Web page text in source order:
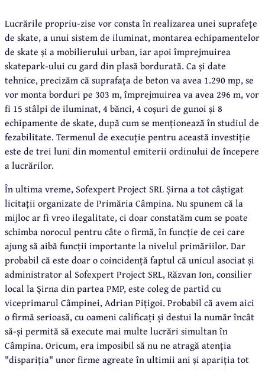
Lucrările propriu-zise vor consta în realizarea unei suprafețe
de skate, a unui sistem de iluminat, montarea echipamentelor
de skate și a mobilierului urban, iar apoi împrejmuirea
skatepark-ului cu gard din plasă bordurată. Ca și date
tehnice, precizăm că suprafața de beton va avea 1.290 mp, se
vor monta borduri pe 303 m, împrejmuirea va avea 296 m, vor
fi 15 stâlpi de iluminat, 4 bănci, 4 coșuri de gunoi și 8
echipamente de skate, după cum se menționează în studiul de
fezabilitate. Termenul de execuție pentru această investiție
este de trei luni din momentul emiterii ordinului de începere
a lucrărilor.
În ultima vreme, Sofexpert Project SRL Șirna a tot câștigat
licitații organizate de Primăria Câmpina. Nu spunem că la
mijloc ar fi vreo ilegalitate, ci doar constatăm cum se poate
schimba norocul pentru câte o firmă, în funcție de cei care
ajung să aibă funcții importante la nivelul primăriilor. Dar
probabil că este doar o coincidență faptul că unicul asociat și
administrator al Sofexpert Project SRL, Răzvan Ion, consilier
local la Șirna din partea PMP, este coleg de partid cu
viceprimarul Câmpinei, Adrian Pițigoi. Probabil că avem aici
o firmă serioasă, cu oameni calificați și destui la număr încât
să-și permită să execute mai multe lucrări simultan în
Câmpina. Oricum, era imposibil să nu ne atragă atenția
"dispariția" unor firme agreate în ultimii ani și apariția tot